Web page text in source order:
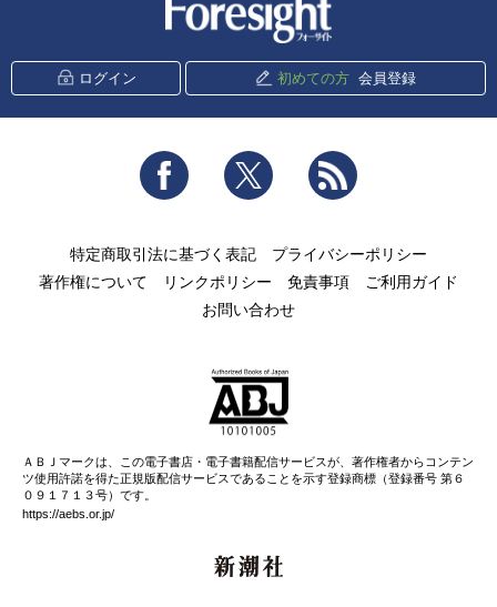
ログイン 初めての方 会員登録
Facebook Twitter
特定商取引法に基づく表記
プライバシーポリシー
著作権について
リンクポリシー 免責事項
ご利用ガイド
お問い合わせ
ＡＢＪマークは、この電子書店・電子書籍配信サービスが、著作権者からコンテン
ツ使用許諾を得た正規版配信サービスであることを示す登録商標（登録番号 第６
０９１７１３号）です。
https://aebs.or.jp/